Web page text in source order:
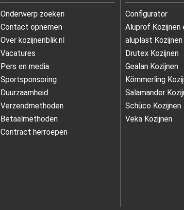
Onderwerp zoeken
Contact opnemen
Over kozijnenblik.nl
Vacatures
Pers en media
Sportsponsoring
Duurzaamheid
Verzendmethoden
Betaalmethoden
Contract herroepen
Configurator
Aluprof Kozijnen
aluplast Kozijnen
Drutex Kozijnen
Gealan Kozijnen
Kömmerling
Salamander
Schüco Kozijnen
Veka Kozijnen